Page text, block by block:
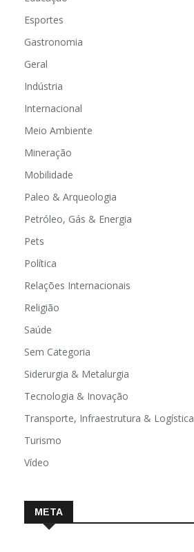
Esportes
Gastronomia
Geral
Indústria
Internacional
Meio Ambiente
Mineração
Mobilidade
Paleo & Arqueologia
Petróleo, Gás & Energia
Pets
Política
Relações Internacionais
Religião
Saúde
Sem Categoria
Siderurgia & Metalurgia
Tecnologia & Inovação
Transporte, Infraestrutura & Logística
Turismo
Vídeo
META